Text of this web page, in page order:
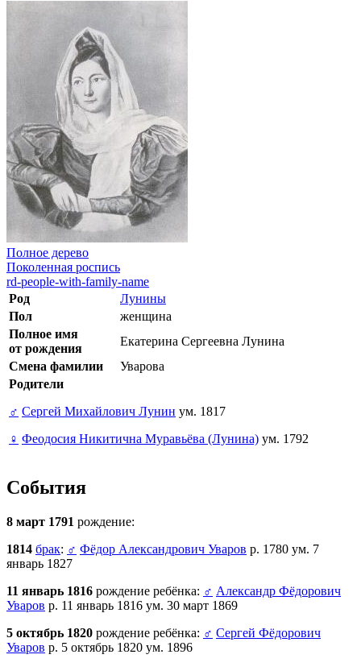
Полное дерево
Поколенная роспись
rd-people-with-family-name
Род
Лунины
Пол
женщина
Полное имя
от рождения
Екатерина Сергеевна Лунина
Смена фамилии
Уварова
Родители
♂ Сергей Михайлович Лунин ум. 1817
♀ Феодосия Никитична Муравьёва (Лунина) ум. 1792
События
8 март 1791 рождение:
1814 брак: ♂ Фёдор Александрович Уваров р. 1780 ум. 7
январь 1827
11 январь 1816 рождение ребёнка: ♂ Александр Фёдорович
Уваров р. 11 январь 1816 ум. 30 март 1869
5 октябрь 1820 рождение ребёнка: ♂ Сергей Фёдорович
Уваров р. 5 октябрь 1820 ум. 1896